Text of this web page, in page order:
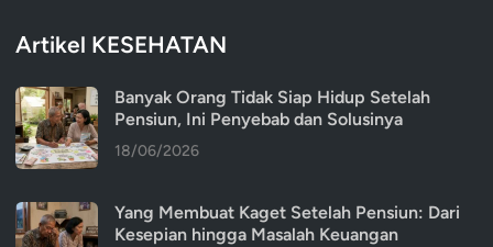
Artikel KESEHATAN
Banyak Orang Tidak Siap Hidup Setelah
Pensiun, Ini Penyebab dan Solusinya
18/06/2026
Yang Membuat Kaget Setelah Pensiun: Dari
Kesepian hingga Masalah Keuangan